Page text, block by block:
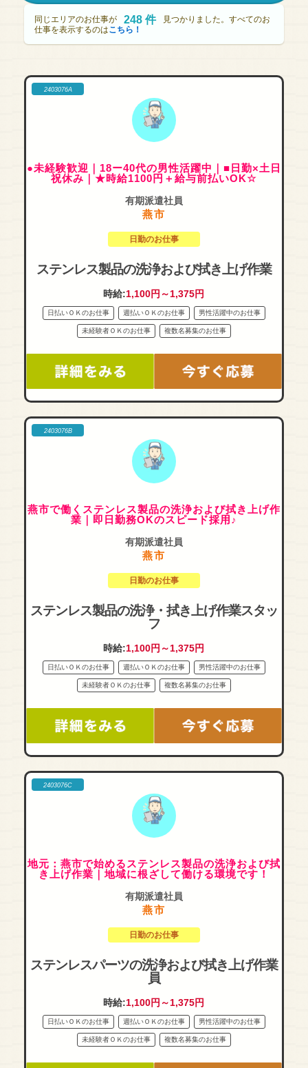
同じエリアのお仕事が 248 件
見つかりました。すべてのお
仕事を表示するのはこちら！
2403076A
●未経験歓迎｜18ー40代の男性活躍中｜■日勤×土日
祝休み｜★時給1100円＋給与前払いOK☆
有期派遣社員
燕市
日勤のお仕事
ステンレス製品の洗浄および拭き上げ作業
時給:1,100円～1,375円
日払いＯＫのお仕事 週払いＯＫのお仕事 男性活躍中のお仕事
未経験者ＯＫのお仕事 複数名募集のお仕事
2403076B
燕市で働くステンレス製品の洗浄および拭き上げ作
業｜即日勤務OKのスピード採用♪
有期派遣社員
燕市
日勤のお仕事
ステンレス製品の洗浄・拭き上げ作業スタッ
フ
時給:1,100円～1,375円
日払いＯＫのお仕事 週払いＯＫのお仕事 男性活躍中のお仕事
未経験者ＯＫのお仕事 複数名募集のお仕事
2403076C
地元：燕市で始めるステンレス製品の洗浄および拭
き上げ作業｜地域に根ざして働ける環境です！
有期派遣社員
燕市
日勤のお仕事
ステンレスパーツの洗浄および拭き上げ作業
員
時給:1,100円～1,375円
日払いＯＫのお仕事 週払いＯＫのお仕事 男性活躍中のお仕事
未経験者ＯＫのお仕事 複数名募集のお仕事